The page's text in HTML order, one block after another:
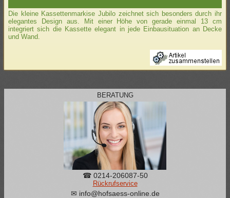
Die kleine Kassettenmarkise Jubilo zeichnet sich besonders durch ihr
elegantes Design aus. Mit einer Höhe von gerade einmal 13 cm
integriert sich die Kassette elegant in jede Einbausituation an Decke
und Wand.
BERATUNG
☎ 0214-206087-50
Rückrufservice
✉ info@hofsaess-online.de